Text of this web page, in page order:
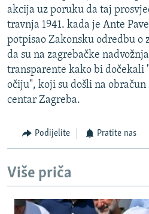
akcija uz poruku da taj
travnja 1941. kada je Ante
potpisao Zakonsku odredbu o
da su na zagrebačke
transparente kako bi
očiju", koji su došli na
centar Zagreba.
Podijelite Pratite nas
Više priča